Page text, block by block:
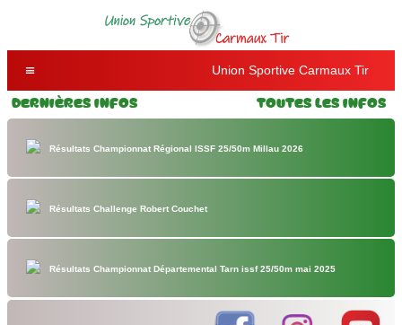
Union Sportive Carmaux Tir
Dernières Infos Toutes les Infos
Résultats Championnat Régional ISSF 25/50m Millau 2026
Résultats Challenge Robert Couchet
Résultats Championnat Départemental Tarn issf 25/50m mai 2025